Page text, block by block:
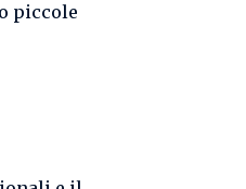
piccole